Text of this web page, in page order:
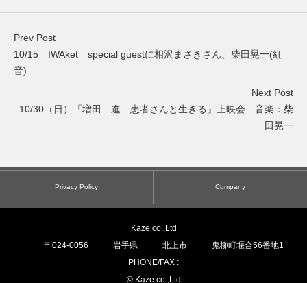
Prev Post
10/15 IWAket special guestに相沢まさきさん、柴田晃一(紅
音)
Next Post
10/30（日）『増田 進 患者さんと生きる』上映会 音楽：柴
田晃一
Privacy Policy Company
Kaze co.,Ltd
〒 024-0056 岩手県 北上市
鬼柳町堰合56番地1
PHONE/FAX :
© Kaze co.,Ltd